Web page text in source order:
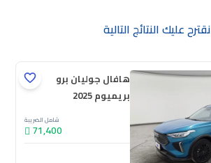
نقترح عليك النتائج التالية
هافال جوليان برو
بريميوم 2025
شامل الضريبة
71,400